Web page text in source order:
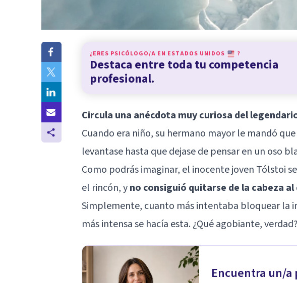
¿ERES PSICÓLOGO/A EN ESTADOS UNIDOS ?
Destaca entre toda tu competencia
profesional.
Circula una anécdota muy curiosa del
Cuando era niño, su hermano mayor le mandó
levantase hasta que dejase de pensar en un oso
Como podrás imaginar, el inocente joven Tólstoi
el rincón, yno consiguió quitarse de la cabeza
Simplemente, cuanto más intentaba bloquear la
más intensa se hacía esta. ¿Qué agobiante, verdad?
Encuentra un/a